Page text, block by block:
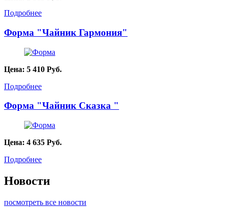
Подробнее
Форма "Чайник Гармония"
Цена: 5 410 Руб.
Подробнее
Форма "Чайник Сказка "
Цена: 4 635 Руб.
Подробнее
Новости
посмотреть все новости